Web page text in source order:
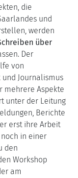
die
und
werden
über
Der
von
Journalismus
mehrere Aspekte
unter der Leitung
Berichte
erst ihre Arbeit
in einer
den
Workshop
am